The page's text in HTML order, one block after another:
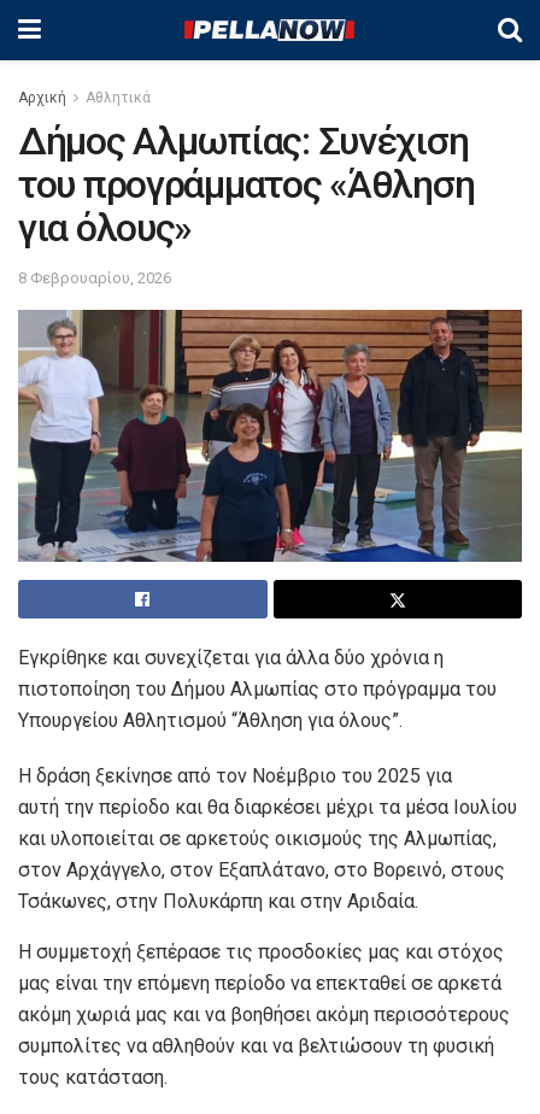
Αρχική Αθλητικά
Δήμος Αλμωπίας: Συνέχιση
του προγράμματος «Άθληση
για όλους»
8 Φεβρουαρίου, 2026
Εγκρίθηκε και συνεχίζεται για άλλα δύο χρόνια η
πιστοποίηση του Δήμου Αλμωπίας στο πρόγραμμα του
Υπουργείου Αθλητισμού “Άθληση για όλους”.
Η δράση ξεκίνησε από τον Νοέμβριο του 2025 για
αυτή την περίοδο και θα διαρκέσει μέχρι τα μέσα Ιουλίου
και υλοποιείται σε αρκετούς οικισμούς της Αλμωπίας,
στον Αρχάγγελο, στον Εξαπλάτανο, στο Βορεινό, στους
Τσάκωνες, στην Πολυκάρπη και στην Αριδαία.
Η συμμετοχή ξεπέρασε τις προσδοκίες μας και στόχος
μας είναι την επόμενη περίοδο να επεκταθεί σε αρκετά
ακόμη χωριά μας και να βοηθήσει ακόμη περισσότερους
συμπολίτες να αθληθούν και να βελτιώσουν τη φυσική
τους κατάσταση.